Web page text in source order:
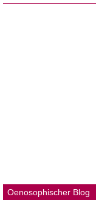
Oenosophischer Blog